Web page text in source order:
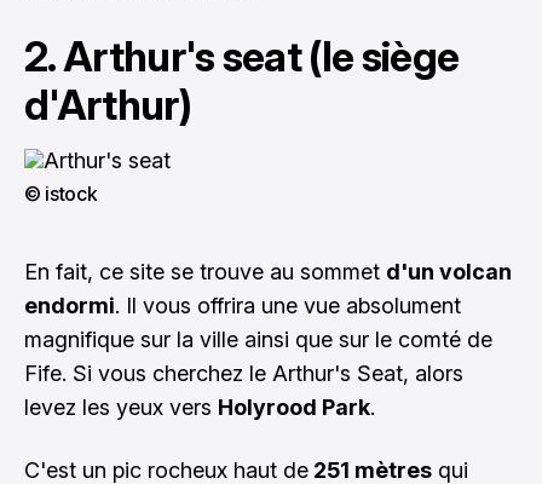
2. Arthur's seat (le siège
d'Arthur)
© istock
En fait, ce site se trouve au sommet d'un volcan
endormi. Il vous offrira une vue absolument
magnifique sur la ville ainsi que sur le comté de
Fife. Si vous cherchez le Arthur's Seat, alors
levez les yeux vers Holyrood Park.
C'est un pic rocheux haut de 251 mètres qui